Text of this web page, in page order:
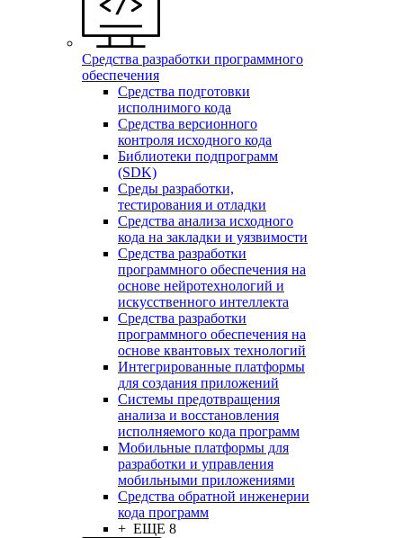
Средства разработки программного
обеспечения
Средства подготовки
исполнимого кода
Средства версионного
контроля исходного кода
Библиотеки подпрограмм
(SDK)
Среды разработки,
тестирования и отладки
Средства анализа исходного
кода на закладки и уязвимости
Средства разработки
программного обеспечения на
основе нейротехнологий и
искусственного интеллекта
Средства разработки
программного обеспечения на
основе квантовых технологий
Интегрированные платформы
для создания приложений
Системы предотвращения
анализа и восстановления
исполняемого кода программ
Мобильные платформы для
разработки и управления
мобильными приложениями
Средства обратной инженерии
кода программ
+ ЕЩЕ 8